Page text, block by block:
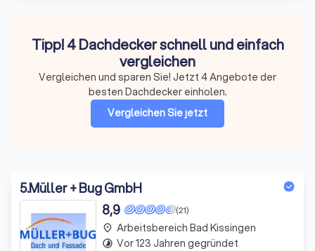
Tipp! 4 Dachdecker schnell und einfach
vergleichen
Vergleichen und sparen Sie! Jetzt 4 Angebote der
besten Dachdecker einholen.
Vergleichen Sie jetzt
5.Müller + Bug GmbH
(21)
8,9
place Arbeitsbereich Bad Kissingen
timelapse Vor 123 Jahren gegründet